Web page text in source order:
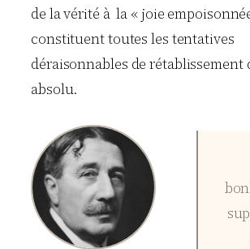
de la vérité à la « joie
constituent toutes les tentatives
déraisonnables de rétablissement
absolu.